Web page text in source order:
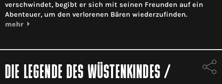
verschwindet, begibt er sich mit seinen Freunden auf ein
Abenteuer, um den verlorenen Bären wiederzufinden.
mehr
DIE LEGENDE DES WÜSTENKINDES /